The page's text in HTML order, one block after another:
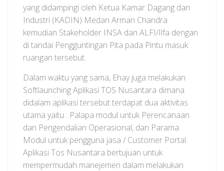
yang didampingi oleh Ketua Kamar Dagang dan
Industri (KADIN) Medan Arman Chandra
kemudian Stakeholder INSA dan ALFI/Ilfa dengan
di tandai Pengguntingan Pita pada Pintu masuk
ruangan tersebut.
Dalam waktu yang sama, Ehay juga melakukan
Softlaunching Aplikasi TOS Nusantara dimana
didalam aplikasi tersebut terdapat dua aktivitas
utama yaitu : Palapa modul untuk Perencanaan
dan Pengendalian Operasional, dan Parama
Modul untuk pengguna jasa / Customer Portal.
Aplikasi Tos Nusantara bertujuan untuk
mempermudah manejemen dalam melakukan